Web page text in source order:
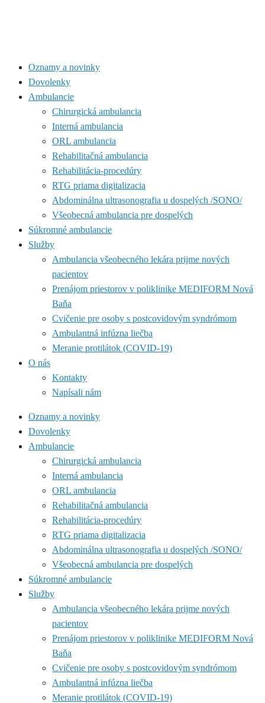
Oznamy a novinky
Dovolenky
Ambulancie
Chirurgická ambulancia
Interná ambulancia
ORL ambulancia
Rehabilitačná ambulancia
Rehabilitácia-procedúry
RTG priama digitalizacia
Abdominálna ultrasonografia u dospelých /SONO/
Všeobecná ambulancia pre dospelých
Súkromné ambulancie
Služby
Ambulancia všeobecného lekára prijme nových
pacientov
Prenájom priestorov v poliklinike MEDIFORM Nová
Baňa
Cvičenie pre osoby s postcovidovým syndrómom
Ambulantná infúzna liečba
Meranie protilátok (COVID-19)
O nás
Kontakty
Napísali nám
Oznamy a novinky
Dovolenky
Ambulancie
Chirurgická ambulancia
Interná ambulancia
ORL ambulancia
Rehabilitačná ambulancia
Rehabilitácia-procedúry
RTG priama digitalizacia
Abdominálna ultrasonografia u dospelých /SONO/
Všeobecná ambulancia pre dospelých
Súkromné ambulancie
Služby
Ambulancia všeobecného lekára prijme nových
pacientov
Prenájom priestorov v poliklinike MEDIFORM Nová
Baňa
Cvičenie pre osoby s postcovidovým syndrómom
Ambulantná infúzna liečba
Meranie protilátok (COVID-19)